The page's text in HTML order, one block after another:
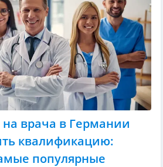
врача в Германии
квалификацию:
популярные